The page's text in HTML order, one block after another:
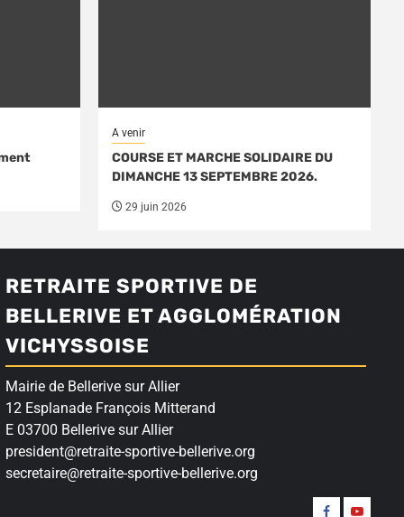
A venir
COURSE ET MARCHE SOLIDAIRE DU
DIMANCHE 13 SEPTEMBRE 2026.
29 juin 2026
RETRAITE SPORTIVE DE
BELLERIVE ET AGGLOMÉRATION
VICHYSSOISE
Mairie de Bellerive sur Allier
12 Esplanade François Mitterand
E 03700 Bellerive sur Allier
president@retraite-sportive-bellerive.org
secretaire@retraite-sportive-bellerive.org
Suivez-
Nos